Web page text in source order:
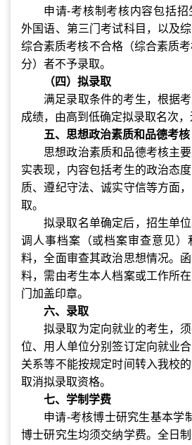
申请-考核制考核内容包括
外国语、第三门考试科目，以及
综合素质考核不合格（综合素质
分）者不予录取。
（四）拟录取
满足录取条件的考生，根据
成绩，由高到低确定拟录取名次，
五、思想政治素质和品德考核
思想政治素质和品德考核主
实表现，内容包括考生的政治态
质、遵纪守法、诚实守信等方面
取。
拟录取名单确定后，招生单
调人事档案（或档案审查意见）
料，全面审查其政治思想情况。
料，需由考生本人档案或工作所
门加盖印章。
六、录取
拟录取为定向就业的考生，
位、用人单位分别签订定向就业
关系等不能按规定时间转入我校
取消拟录取资格。
七、学制学费
申请-考核博士研究生基本学
博士研究生均须交纳学费。全日